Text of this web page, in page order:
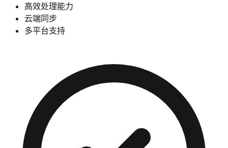
高效处理能力
云端同步
多平台支持